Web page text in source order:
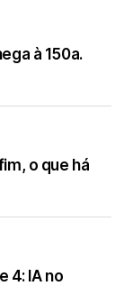
à 150a.
o que há
4: IA no